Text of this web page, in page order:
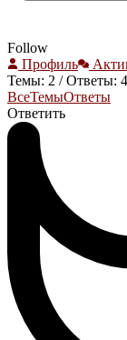
Follow
Профиль
Темы: 2 / Ответы: 4
ВсеТемыОтветы
Ответить